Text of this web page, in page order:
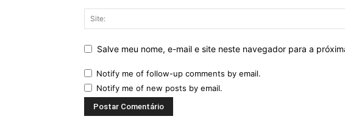
Salve meu nome, e-mail e site neste navegador para a
Notify me of follow-up comments by email.
Notify me of new posts by email.